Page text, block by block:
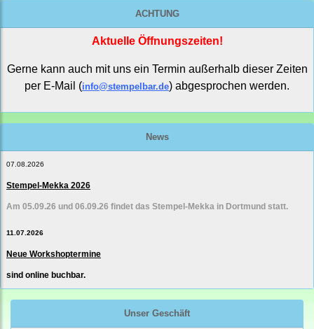
ACHTUNG
Aktuelle Öffnungszeiten!
Gerne kann auch mit uns ein Termin außerhalb dieser Zeiten
per E-Mail (info@stempelbar.de) abgesprochen werden.
News
07.08.2026
Stempel-Mekka 2026
Am 05.09.26 und 06.09.26 findet das Stempel-Mekka in Dortmund statt.
11.07.2026
Neue Workshoptermine
sind online buchbar.
Unser Geschäft